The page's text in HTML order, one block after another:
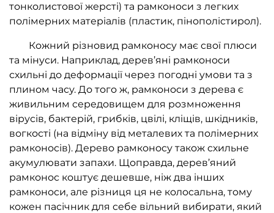
тонколистової жерсті) та рамконоси з легких
полімерних матеріалів (пластик, пінополістирол).
Кожний різновид рамконосу має свої плюси
та мінуси. Наприклад, дерев’яні рамконоси
схильні до деформації через погодні умови та з
плином часу. До того ж, рамконоси з дерева є
живильним середовищем для розмноження
вірусів, бактерій, грибків, цвілі, кліщів, шкідників,
вогкості (на відміну від металевих та полімерних
рамконосів). Дерево рамконосу також схильне
акумулювати запахи. Щоправда, дерев’яний
рамконос коштує дешевше, ніж два інших
рамконоси, але різниця ця не колосальна, тому
кожен пасічник для себе вільний вибирати, який